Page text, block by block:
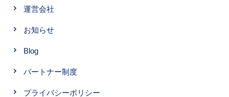
運営会社
お知らせ
Blog
パートナー制度
プライバシーポリシー